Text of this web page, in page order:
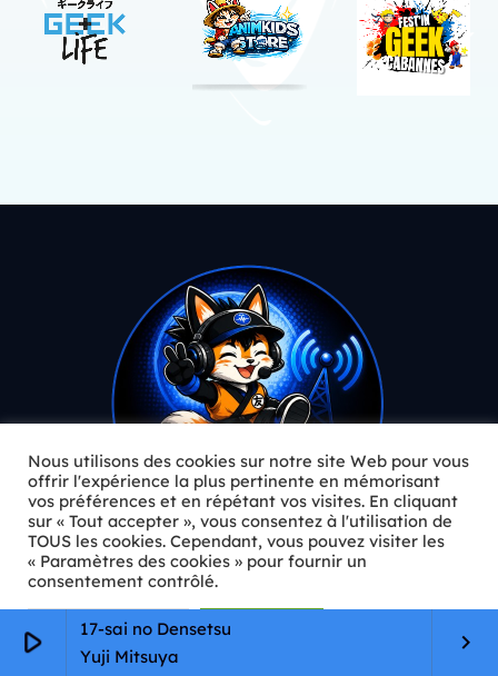
play_arrow
17-sai no Densetsu
Yuji Mitsuya
keyboard_arrow_right
Le magazine & la webradio
de la culture manga, anime,
gaming et pop culture japonaise.
Nous utilisons des cookies sur notre site Web pour vous
offrir l'expérience la plus pertinente en mémorisant
vos préférences et en répétant vos visites. En cliquant
sur « Tout accepter », vous consentez à l'utilisation de
TOUS les cookies. Cependant, vous pouvez visiter les
« Paramètres des cookies » pour fournir un
consentement contrôlé.
Paramètres Cookie Tout accepter